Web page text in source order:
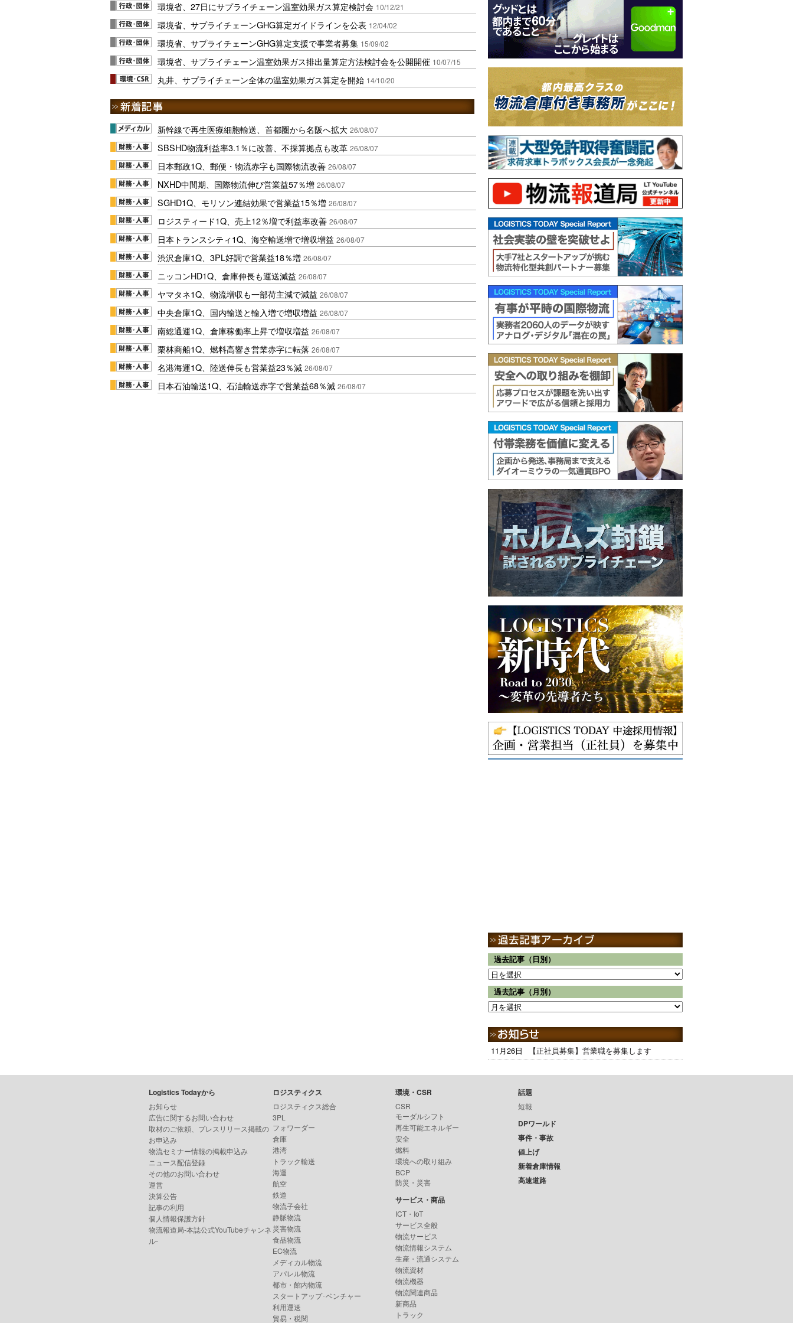
環境省、27日にサプライチェーン温室効果ガス算定検討会 10/12/21
環境省、サプライチェーンGHG算定ガイドラインを公表 12/04/02
環境省、サプライチェーンGHG算定支援で事業者募集 15/09/02
環境省、サプライチェーン温室効果ガス排出量算定方法検討会を公開開催 10/07/15
丸井、サプライチェーン全体の温室効果ガス算定を開始 14/10/20
新幹線で再生医療細胞輸送、首都圏から名阪へ拡大 26/08/07
SBSHD物流利益率3.1％に改善、不採算拠点も改革 26/08/07
日本郵政1Q、郵便・物流赤字も国際物流改善 26/08/07
NXHD中間期、国際物流伸び営業益57％増 26/08/07
SGHD1Q、モリソン連結効果で営業益15％増 26/08/07
ロジスティード1Q、売上12％増で利益率改善 26/08/07
日本トランスシティ1Q、海空輸送増で増収増益 26/08/07
渋沢倉庫1Q、3PL好調で営業益18％増 26/08/07
ニッコンHD1Q、倉庫伸長も運送減益 26/08/07
ヤマタネ1Q、物流増収も一部荷主減で減益 26/08/07
中央倉庫1Q、国内輸送と輸入増で増収増益 26/08/07
南総通運1Q、倉庫稼働率上昇で増収増益 26/08/07
栗林商船1Q、燃料高響き営業赤字に転落 26/08/07
名港海運1Q、陸送伸長も営業益23％減 26/08/07
日本石油輸送1Q、石油輸送赤字で営業益68％減 26/08/07
過去記事（日別）
過去記事（月別）
11月26日 【正社員募集】営業職を募集します
Logistics Todayから
お知らせ
広告に関するお問い合わせ
取材のご依頼、プレスリリース掲載の
お申込み
物流セミナー情報の掲載申込み
ニュース配信登録
その他のお問い合わせ
運営
決算公告
記事の利用
個人情報保護方針
物流報道局-本誌公式YouTubeチャンネ
ル-
ロジスティクス
ロジスティクス総合
3PL
フォワーダー
倉庫
港湾
トラック輸送
海運
航空
鉄道
物流子会社
静脈物流
災害物流
食品物流
EC物流
メディカル物流
アパレル物流
都市・館内物流
スタートアップ･ベンチャー
利用運送
貿易・税関
環境・CSR
CSR
モーダルシフト
再生可能エネルギー
安全
燃料
環境への取り組み
BCP
防災・災害
サービス・商品
ICT・IoT
サービス全般
物流サービス
物流情報システム
生産・流通システム
物流資材
物流機器
物流関連商品
新商品
トラック
話題
短報
DPワールド
事件・事故
値上げ
新着倉庫情報
高速道路